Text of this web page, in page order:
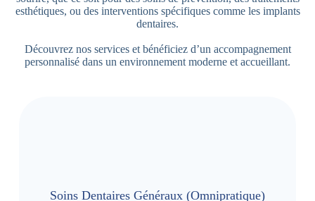
esthétiques, ou des interventions spécifiques comme les implants
dentaires.
Découvrez nos services et bénéficiez d’un accompagnement
personnalisé dans un environnement moderne et accueillant.
Soins Dentaires Généraux (Omnipratique)